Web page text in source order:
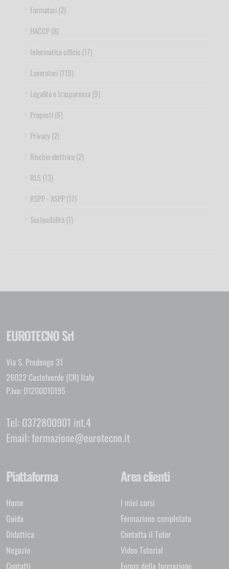
Formatori (2)
HACCP (8)
Informatica ufficio (17)
Lavoratori (119)
Legalità e trasparenza (9)
Preposti (6)
Privacy (2)
Rischio elettrico (2)
RLS (13)
RSPP - ASPP (17)
Sostenibilità (1)
EUROTECNO Srl
Via S. Predengo 31
26022 Castelverde (CR) Italy
P.Iva: 01200010195
Tel: 0372800901 int.4
Email: formazione@eurotecno.it
Piattaforma
Home
Guida
Didattica
Negozio
Contatti
Area clienti
I miei corsi
Formazione completata
Contatta il Tutor
Video Tutorial
Forum della formazione